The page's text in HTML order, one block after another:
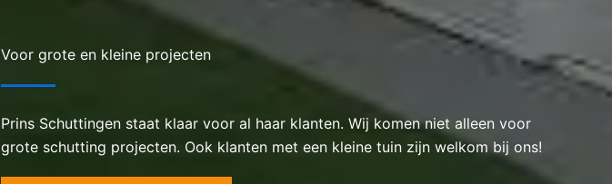
Voor grote en kleine projecten
Prins Schuttingen staat klaar voor al haar klanten. Wij komen niet alleen voor
grote schutting projecten. Ook klanten met een kleine tuin zijn welkom bij ons!